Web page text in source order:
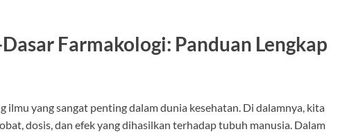
Farmakologi: Panduan Lengkap
ilmu yang sangat penting dalam dunia kesehatan. Di dalamnya, kita
dosis, dan efek yang dihasilkan terhadap tubuh manusia. Dalam